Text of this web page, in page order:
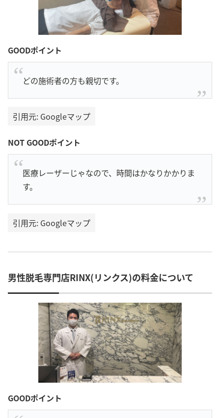
GOODポイント
どの施術者の方も親切です。
引用元: Googleマップ
NOT GOODポイント
医療レーザーじゃなので、時間はかなりかかりま
す。
引用元: Googleマップ
男性脱毛専門店RINX(リンクス)の料金について
GOODポイント